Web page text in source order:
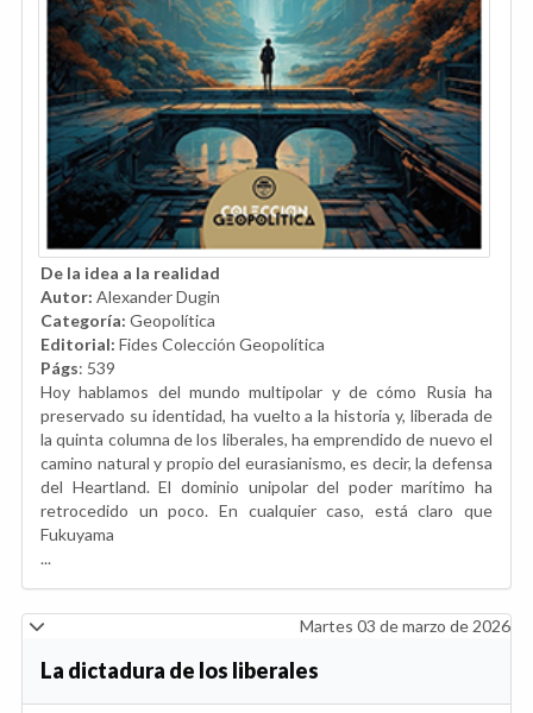
De la idea a la realidad
Autor: Alexander Dugin
Categoría: Geopolítica
Editorial: Fides Colección Geopolítica
Págs: 539
Hoy hablamos del mundo multipolar y de cómo Rusia ha
preservado su identidad, ha vuelto a la historia y, liberada de
la quinta columna de los liberales, ha emprendido de nuevo el
camino natural y propio del eurasianismo, es decir, la defensa
del Heartland. El dominio unipolar del poder marítimo ha
retrocedido un poco. En cualquier caso, está claro que
Fukuyama
...
Martes 03 de marzo de 2026
La dictadura de los liberales